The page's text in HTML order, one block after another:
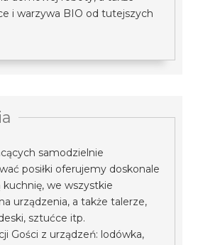
i warzywa BIO od tutejszych
samodzielnie
posiłki oferujemy doskonale
kuchnię, we wszystkie
urządzenia, a także talerze,
sztućce itp.
Gości z urządzeń: lodówka,